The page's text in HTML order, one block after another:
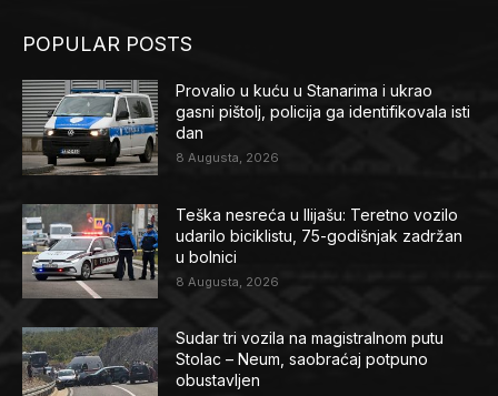
POPULAR POSTS
Provalio u kuću u Stanarima i ukrao
gasni pištolj, policija ga identifikovala isti
dan
8 Augusta, 2026
Teška nesreća u Ilijašu: Teretno vozilo
udarilo biciklistu, 75-godišnjak zadržan
u bolnici
8 Augusta, 2026
Sudar tri vozila na magistralnom putu
Stolac – Neum, saobraćaj potpuno
obustavljen